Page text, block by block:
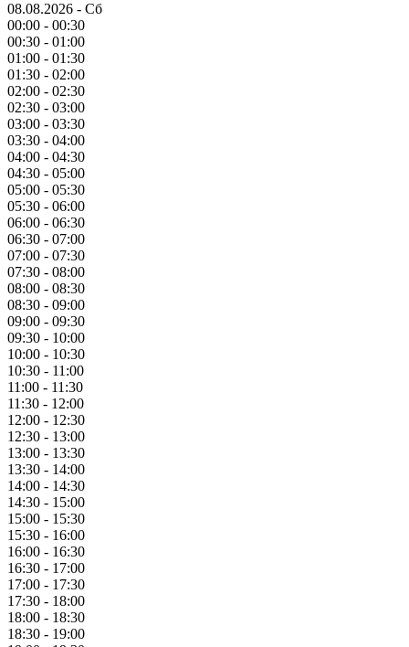
08.08.2026 - Сб
00:00 - 00:30
00:30 - 01:00
01:00 - 01:30
01:30 - 02:00
02:00 - 02:30
02:30 - 03:00
03:00 - 03:30
03:30 - 04:00
04:00 - 04:30
04:30 - 05:00
05:00 - 05:30
05:30 - 06:00
06:00 - 06:30
06:30 - 07:00
07:00 - 07:30
07:30 - 08:00
08:00 - 08:30
08:30 - 09:00
09:00 - 09:30
09:30 - 10:00
10:00 - 10:30
10:30 - 11:00
11:00 - 11:30
11:30 - 12:00
12:00 - 12:30
12:30 - 13:00
13:00 - 13:30
13:30 - 14:00
14:00 - 14:30
14:30 - 15:00
15:00 - 15:30
15:30 - 16:00
16:00 - 16:30
16:30 - 17:00
17:00 - 17:30
17:30 - 18:00
18:00 - 18:30
18:30 - 19:00